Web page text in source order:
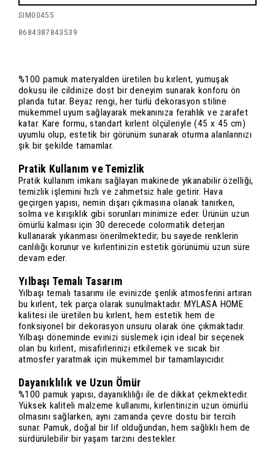
SIM00455
8684387843539
%100 pamuk materyalden üretilen bu kırlent, yumuşak
dokusu ile cildinize dost bir deneyim sunarak konforu ön
planda tutar. Beyaz rengi, her türlü dekorasyon stiline
mükemmel uyum sağlayarak mekanınıza ferahlık ve zarafet
katar. Kare formu, standart kırlent ölçüleriyle (45 x 45 cm)
uyumlu olup, estetik bir görünüm sunarak oturma alanlarınızı
şık bir şekilde tamamlar.
Pratik Kullanım ve Temizlik
Pratik kullanım imkanı sağlayan makinede yıkanabilir özelliği,
temizlik işlemini hızlı ve zahmetsiz hale getirir. Hava
geçirgen yapısı, nemin dışarı çıkmasına olanak tanırken,
solma ve kırışıklık gibi sorunları minimize eder. Ürünün uzun
ömürlü kalması için 30 derecede colormatik deterjan
kullanarak yıkanması önerilmektedir; bu sayede renklerin
canlılığı korunur ve kırlentinizin estetik görünümü uzun süre
devam eder.
Yılbaşı Temalı Tasarım
Yılbaşı temalı tasarımı ile evinizde şenlik atmosferini artıran
bu kırlent, tek parça olarak sunulmaktadır. MYLASA HOME
kalitesi ile üretilen bu kırlent, hem estetik hem de
fonksiyonel bir dekorasyon unsuru olarak öne çıkmaktadır.
Yılbaşı döneminde evinizi süslemek için ideal bir seçenek
olan bu kırlent, misafirlerinizi etkilemek ve sıcak bir
atmosfer yaratmak için mükemmel bir tamamlayıcıdır.
Dayanıklılık ve Uzun Ömür
%100 pamuk yapısı, dayanıklılığı ile de dikkat çekmektedir.
Yüksek kaliteli malzeme kullanımı, kırlentinizin uzun ömürlü
olmasını sağlarken, aynı zamanda çevre dostu bir tercih
sunar. Pamuk, doğal bir lif olduğundan, hem sağlıklı hem de
sürdürülebilir bir yaşam tarzını destekler.